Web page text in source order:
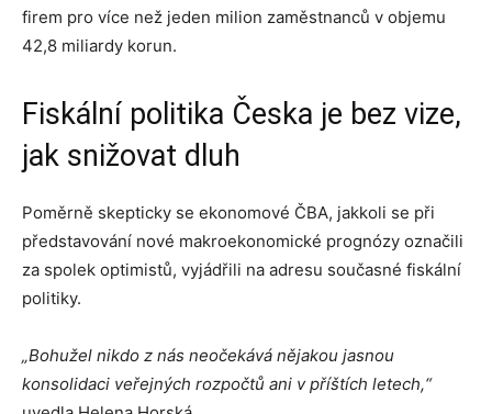
firem pro více než jeden milion zaměstnanců v objemu
42,8 miliardy korun.
Fiskální politika Česka je bez vize,
jak snižovat dluh
Poměrně skepticky se ekonomové ČBA, jakkoli se při
představování nové makroekonomické prognózy označili
za spolek optimistů, vyjádřili na adresu současné fiskální
politiky.
„Bohužel nikdo z nás neočekává nějakou jasnou
konsolidaci veřejných rozpočtů ani v příštích letech,“